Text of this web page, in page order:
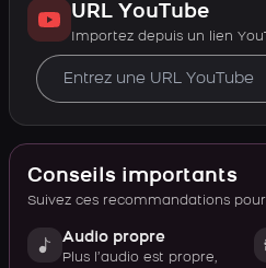
URL YouTube
Importez depuis un lien
Conseils importants
Suivez ces recommandations
Audio propre
Plus l’audio est propre,